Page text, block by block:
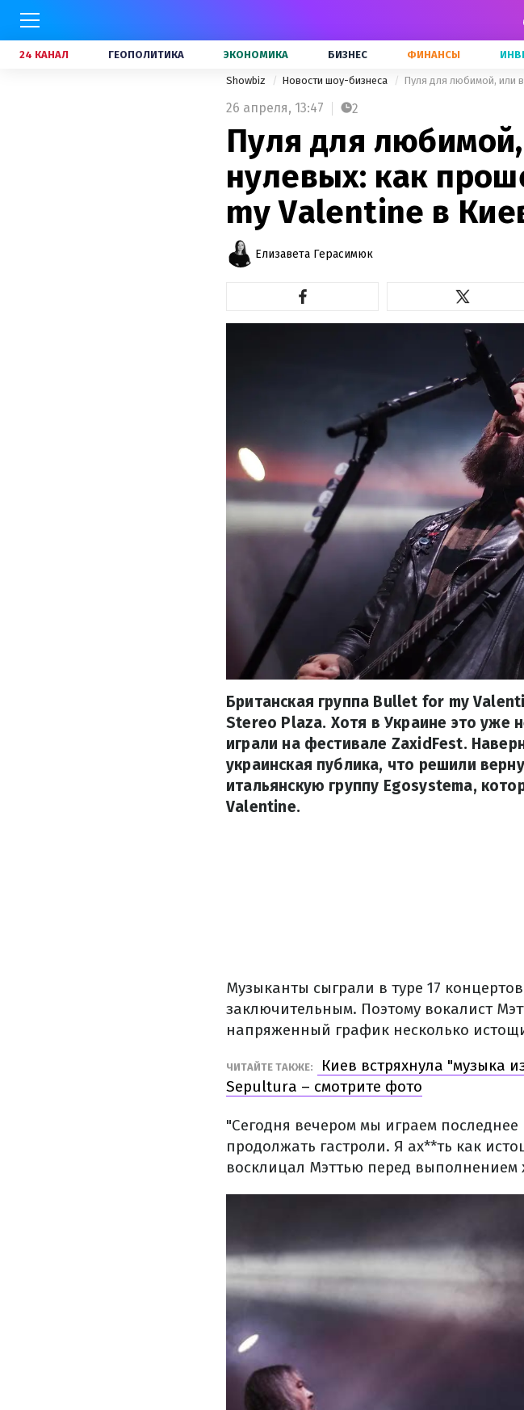
24 КАНАЛ ГЕОПОЛИТИКА ЭКОНОМИКА БИЗНЕС ФИНАНСЫ
Showbiz Новости шоу-бизнеса
26 апреля, 13:47 2
Пуля для
нулевых: как
my Valentine в
Елизавета Герасимюк
Британская группа Bullet for my
Stereo Plaza. Хотя в Украине это уже
играли на фестивале ZaхidFest.
украинская публика, что решили
итальянскую группу Egosystema,
Valentine.
Музыканты сыграли в туре 17
заключительным. Поэтому вокалист
напряженный график несколько
ЧИТАЙТЕ ТАКЖЕ:
Киев встряхнула "музыка
Sepultura – смотрите фото
"Сегодня вечером мы играем
продолжать гастроли. Я ах**ть как
восклицал Мэттью перед выполнением